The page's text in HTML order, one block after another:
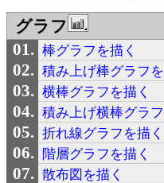
グラフ
棒グラフを描く
積み上げ棒グラフを
横棒グラフを描く
積み上げ横棒グラフ
折れ線グラフを描く
階層グラフを描く
散布図を描く